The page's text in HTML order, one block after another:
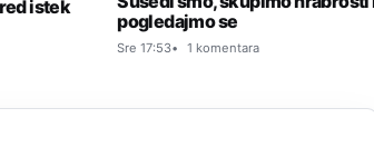
istek
pogledajmo se
Sre 17:53 1 komentara